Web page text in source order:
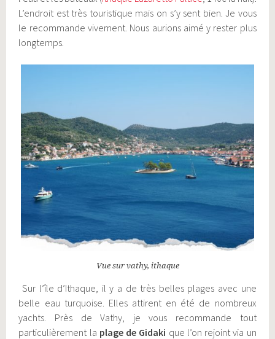
L’endroit est très touristique mais on s’y sent bien. Je vous
le recommande vivement. Nous aurions aimé y rester plus
longtemps.
Vue sur vathy, ithaque
Sur l’île d’Ithaque, il y a de très belles plages avec une
belle eau turquoise. Elles attirent en été de nombreux
yachts. Près de Vathy, je vous recommande tout
particulièrement la plage de Gidaki que l’on rejoint via un